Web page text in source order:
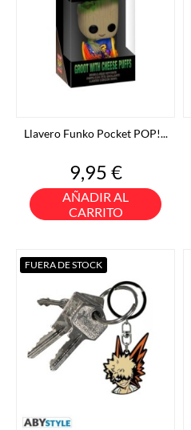
Llavero Funko Pocket POP!...
Precio
9,95 €
AÑADIR AL
CARRITO
FUERA DE STOCK